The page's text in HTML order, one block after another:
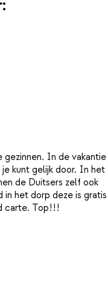
gezinnen. In de vakantie
kunt gelijk door. In het
de Duitsers zelf ook
in het dorp deze is gratis